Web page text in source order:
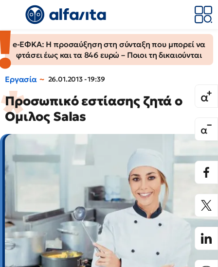
e-ΕΦΚΑ: Η προσαύξηση στη σύνταξη που μπορεί να
φτάσει έως και τα 846 ευρώ – Ποιοι τη δικαιούνται
Εργασία 26.01.2013 - 19:39
Προσωπικό εστίασης ζητά ο
Ομιλος Salas